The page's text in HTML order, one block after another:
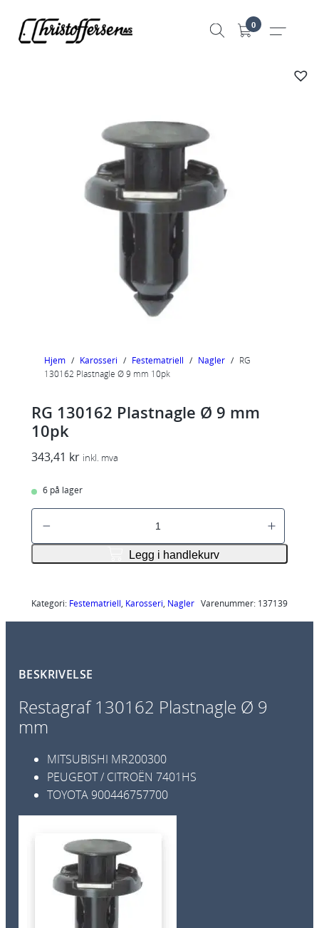
0
Hjem / Karosseri / Festematriell / Nagler / RG
130162 Plastnagle Ø 9 mm 10pk
RG 130162 Plastnagle Ø 9 mm
10pk
343,41 kr inkl. mva
6 på lager
R
1
6
l
s
t
a
g
e
Legg i handlekurv
Kategori: Festematriell, Karosseri, Nagler Varenummer: 137139
BESKRIVELSE
Restagraf 130162 Plastnagle Ø 9
mm
MITSUBISHI MR200300
PEUGEOT / CITROËN 7401HS
TOYOTA 900446757700